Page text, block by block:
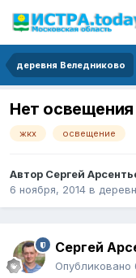
деревня Веледниково
Нет
жкх освещение
Автор Сергей
6 ноября, 2014 в
Сергей
Опубликовано